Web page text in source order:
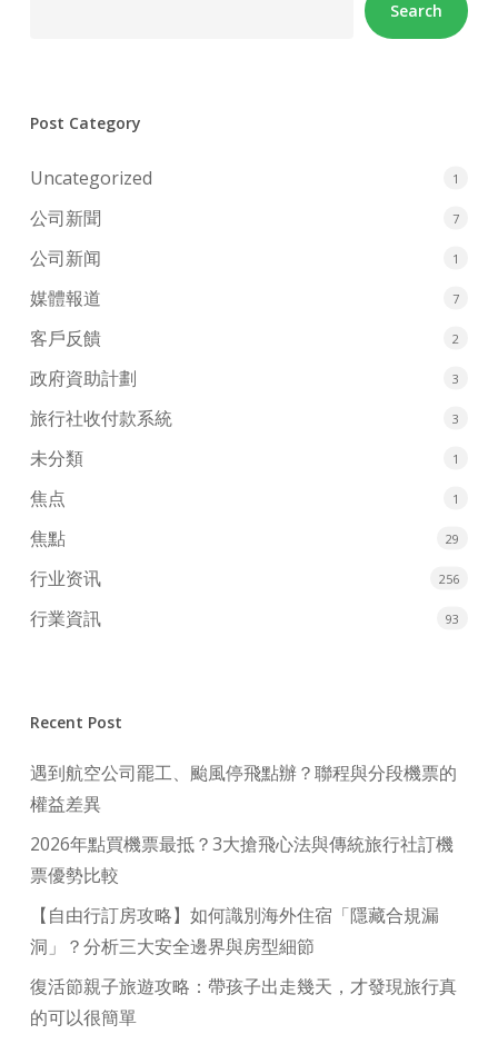
Search
Post Category
Uncategorized 1
公司新聞 7
公司新闻 1
媒體報道 7
客戶反饋 2
政府資助計劃 3
旅行社收付款系統 3
未分類 1
焦点 1
焦點 29
行业资讯 256
行業資訊 93
Recent Post
遇到航空公司罷工、颱風停飛點辦？聯程與分段機票的
權益差異
2026年點買機票最抵？3大搶飛心法與傳統旅行社訂機
票優勢比較
【自由行訂房攻略】如何識別海外住宿「隱藏合規漏
洞」？分析三大安全邊界與房型細節
復活節親子旅遊攻略：帶孩子出走幾天，才發現旅行真
的可以很簡單